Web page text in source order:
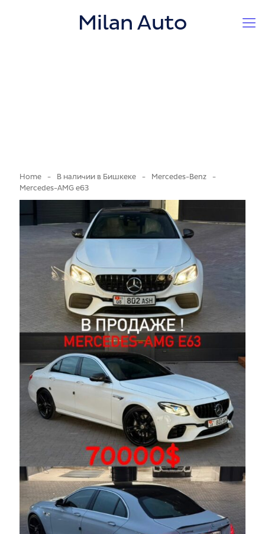
Milan Auto
Home - В наличии в Бишкеке - Mercedes-Benz
-
Mercedes-AMG e63